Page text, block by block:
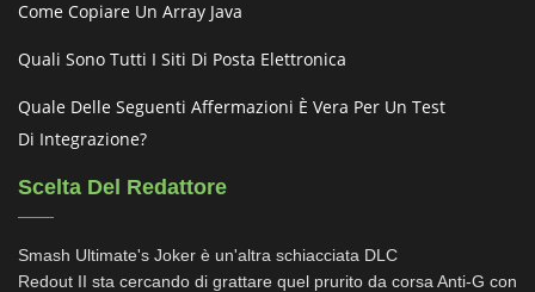
Come Copiare Un Array Java
Quali Sono Tutti I Siti Di Posta Elettronica
Quale Delle Seguenti Affermazioni È Vera Per Un Test
Di Integrazione?
Scelta Del Redattore
Smash Ultimate's Joker è un'altra schiacciata DLC
Redout II sta cercando di grattare quel prurito da corsa Anti-G con